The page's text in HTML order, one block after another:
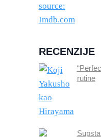
RECENZIJE
rutine